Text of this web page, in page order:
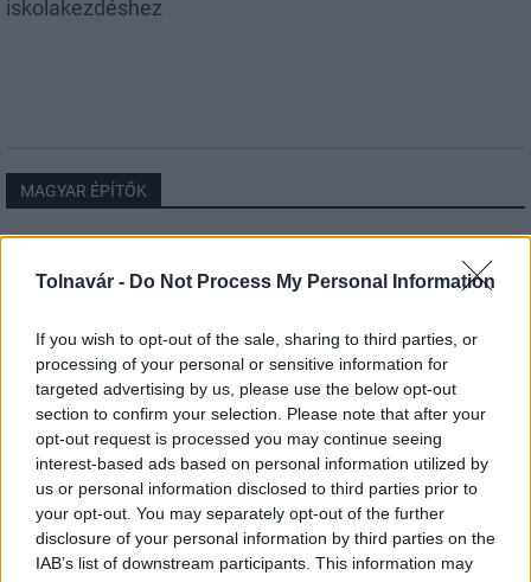
Tolnavár - Do Not Process My Personal Information
If you wish to opt-out of the sale, sharing to third parties, or
processing of your personal or sensitive information for
targeted advertising by us, please use the below opt-out
section to confirm your selection. Please note that after your
opt-out request is processed you may continue seeing
interest-based ads based on personal information utilized by
us or personal information disclosed to third parties prior to
your opt-out. You may separately opt-out of the further
disclosure of your personal information by third parties on the
IAB’s list of downstream participants. This information may
iskolakezdéshez
MAGYAR ÉPÍTŐK
Hódmezővásárhely iskolaépítés FERROÉP Zrt. oktatási beruházás